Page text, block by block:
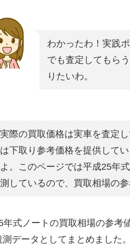
わかったわ！実践
でも査定してもら
りたいわ。
実際の買取価格は実車を査定
は下取り参考価格を提供して
よ。このページでは平成25年
測しているので、買取相場の
年式ノートの買取相場の参考
データとしてまとめました。